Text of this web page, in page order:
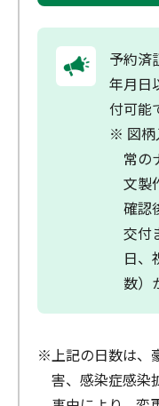
予約済
年月日
付可能
※ 図柄
常の
文製
確認
交付
日、
数）
※上記の日数は、
害、感染症感染